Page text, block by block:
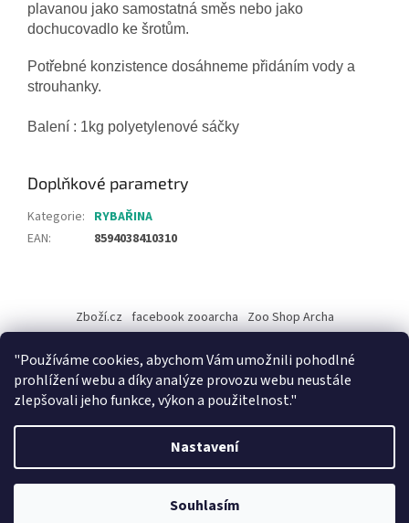
"Používáme cookies, abychom Vám umožnili pohodlné
prohlížení webu a díky analýze provozu webu neustále
zlepšovali jeho funkce, výkon a použitelnost."
Nastavení
Souhlasím
Při objednávce zboží na našem eshopu s osobním vyzvednutím na
prodejně v Kadani je důležité vyčkat na potvrzovací email od našeho
plavanou jako samostatná směs nebo jako
dochucovadlo ke šrotům.
Potřebné konzistence dosáhneme přidáním vody a
strouhanky.
Balení : 1kg polyetylenové sáčky
Doplňkové parametry
Kategorie: RYBAŘINA
EAN: 8594038410310
p
Zboží.cz facebook zooarcha Zoo Shop Archa
KRMIVA ENERGYS pro koně - GRANULE
Copyright 2026ZooArcha. Všechna práva vyhrazena.Upravit
nastavení cookies